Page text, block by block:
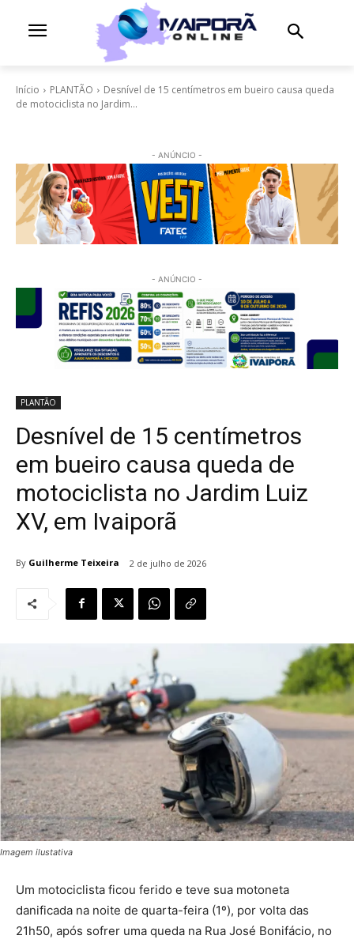
Início PLANTÃO
Desnível de 15 centímetros em bueiro causa queda
de motociclista no Jardim...
- ANÚNCIO -
- ANÚNCIO -
PLANTÃO
Desnível de 15 centímetros
em bueiro causa queda de
motociclista no Jardim Luiz
XV, em Ivaiporã
By Guilherme Teixeira 2 de julho de 2026
Imagem ilustativa
Um motociclista ficou ferido e teve sua motoneta
danificada na noite de quarta-feira (1º), por volta das
21h50, após sofrer uma queda na Rua José Bonifácio, no